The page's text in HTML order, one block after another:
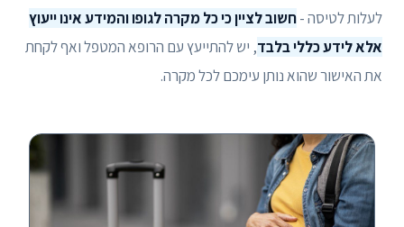
לעלות לטיסה -חשוב לציין כי כל מקרה לגופו והמידע אינו ייעוץ
אלא לידע כללי בלבד, יש להתייעץ עם הרופא המטפל ואף לקחת
את האישור שהוא נותן עימכם לכל מקרה.